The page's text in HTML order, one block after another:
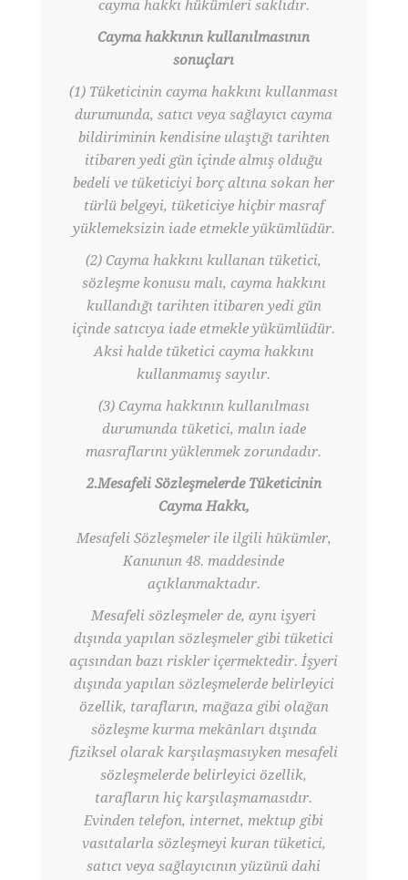
cayma hakkı hükümleri saklıdır.
Cayma hakkının kullanılmasının
sonuçları
(1) Tüketicinin cayma hakkını kullanması
durumunda, satıcı veya sağlayıcı cayma
bildiriminin kendisine ulaştığı tarihten
itibaren yedi gün içinde almış olduğu
bedeli ve tüketiciyi borç altına sokan her
türlü belgeyi, tüketiciye hiçbir masraf
yüklemeksizin iade etmekle yükümlüdür.
(2) Cayma hakkını kullanan tüketici,
sözleşme konusu malı, cayma hakkını
kullandığı tarihten itibaren yedi gün
içinde satıcıya iade etmekle yükümlüdür.
Aksi halde tüketici cayma hakkını
kullanmamış sayılır.
(3) Cayma hakkının kullanılması
durumunda tüketici, malın iade
masraflarını yüklenmek zorundadır.
2.Mesafeli Sözleşmelerde Tüketicinin
Cayma Hakkı,
Mesafeli Sözleşmeler ile ilgili hükümler,
Kanunun 48. maddesinde
açıklanmaktadır.
Mesafeli sözleşmeler de, aynı işyeri
dışında yapılan sözleşmeler gibi tüketici
açısından bazı riskler içermektedir. İşyeri
dışında yapılan sözleşmelerde belirleyici
özellik, tarafların, mağaza gibi olağan
sözleşme kurma mekânları dışında
fiziksel olarak karşılaşmasıyken mesafeli
sözleşmelerde belirleyici özellik,
tarafların hiç karşılaşmamasıdır.
Evinden telefon, internet, mektup gibi
vasıtalarla sözleşmeyi kuran tüketici,
satıcı veya sağlayıcının yüzünü dahi